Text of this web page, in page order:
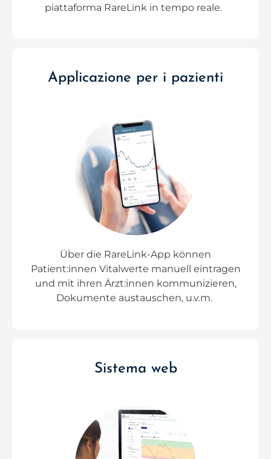
piattaforma RareLink in tempo reale.
Applicazione per i pazienti
Über die RareLink-App können
Patient:innen Vitalwerte manuell eintragen
und mit ihren Ärzt:innen kommunizieren,
Dokumente austauschen, u.v.m.
Sistema web